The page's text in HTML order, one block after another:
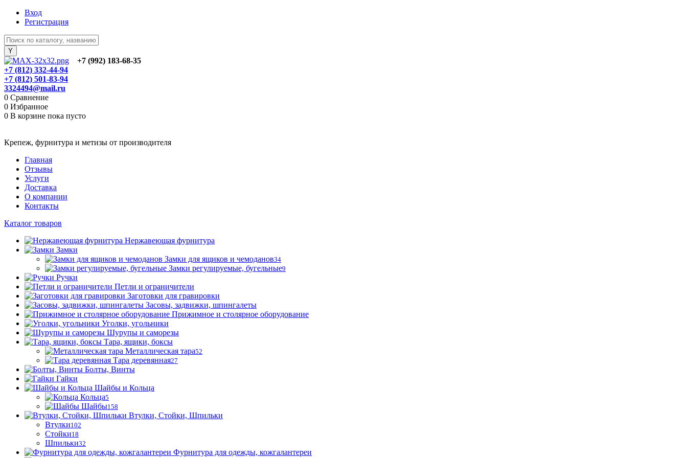
Вход
Регистрация
+7 (992) 183-68-35
+7 (812) 332-44-94
+7 (812) 501-83-94
3324494@mail.ru
0 Сравнение
0 Избранное
0 В корзине пока пусто
Крепеж, фурнитура и метизы от производителя
Главная
Отзывы
Услуги
Доставка
О компании
Контакты
Каталог товаров
Нержавеющая фурнитура
Замки
Замки для ящиков и чемоданов34
Замки регулируемые, бугельные9
Ручки
Петли и ограничители
Заготовки для гравировки
Засовы, задвижки, шпингалеты
Прижимное и столярное оборудование
Уголки, угольники
Шурупы и саморезы
Тара, ящики, боксы
Металлическая тара52
Тара деревянная27
Болты, Винты
Гайки
Шайбы и Кольца
Кольца5
Шайбы158
Втулки, Стойки, Шпильки
Втулки102
Стойки18
Шпильки32
Фурнитура для одежды, кожгалантереи